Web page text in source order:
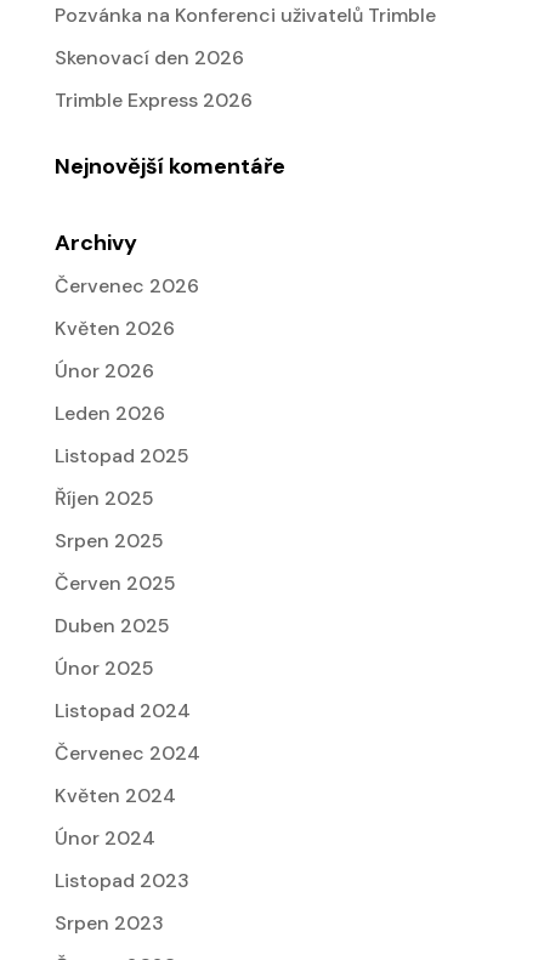
Pozvánka na Konferenci uživatelů Trimble
Skenovací den 2026
Trimble Express 2026
Nejnovější komentáře
Archivy
Červenec 2026
Květen 2026
Únor 2026
Leden 2026
Listopad 2025
Říjen 2025
Srpen 2025
Červen 2025
Duben 2025
Únor 2025
Listopad 2024
Červenec 2024
Květen 2024
Únor 2024
Listopad 2023
Srpen 2023